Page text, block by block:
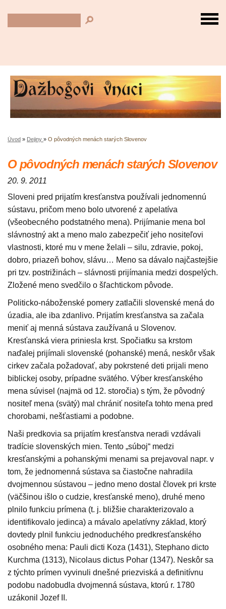
Úvod » Dejiny » O pôvodných menách starých Slovenov
O pôvodných menách starých Slovenov
20. 9. 2011
Sloveni pred prijatím kresťanstva používali jednomennú
sústavu, pričom meno bolo utvorené z apelatíva
(všeobecného podstatného mena). Prijímanie mena bol
slávnostný akt a meno malo zabezpečiť jeho nositeľovi
vlastnosti, ktoré mu v mene želali – silu, zdravie, pokoj,
dobro, priazeň bohov, slávu… Meno sa dávalo najčastejšie
pri tzv. postrižinách – slávnosti prijímania medzi dospelých.
Zložené meno svedčilo o šľachtickom pôvode.
Politicko-náboženské pomery zatlačili slovenské mená do
úzadia, ale iba zdanlivo. Prijatím kresťanstva sa začala
meniť aj menná sústava zaužívaná u Slovenov.
Kresťanská viera priniesla krst. Spočiatku sa krstom
naďalej prijímali slovenské (pohanské) mená, neskôr však
cirkev začala požadovať, aby pokrstené deti prijali meno
biblickej osoby, prípadne svätého. Výber kresťanského
mena súvisel (najmä od 12. storočia) s tým, že pôvodný
nositeľ mena (svätý) mal chrániť nositeľa tohto mena pred
chorobami, nešťastiami a podobne.
Naši predkovia sa prijatím kresťanstva neradi vzdávali
tradície slovenských mien. Tento „súboj“ medzi
kresťanskými a pohanskými menami sa prejavoval napr. v
tom, že jednomenná sústava sa čiastočne nahradila
dvojmennou sústavou – jedno meno dostal človek pri krste
(väčšinou išlo o cudzie, kresťanské meno), druhé meno
plnilo funkciu prímena (t. j. bližšie charakterizovalo a
identifikovalo jedinca) a mávalo apelatívny základ, ktorý
dovtedy plnil funkciu jednoduchého predkresťanského
osobného mena: Pauli dicti Koza (1431), Stephano dicto
Kurchma (1313), Nicolaus dictus Pohar (1347). Neskôr sa
z týchto prímen vyvinuli dnešné priezviská a definitívnu
podobu nadobudla dvojmenná sústava, ktorú r. 1780
uzákonil Jozef II.